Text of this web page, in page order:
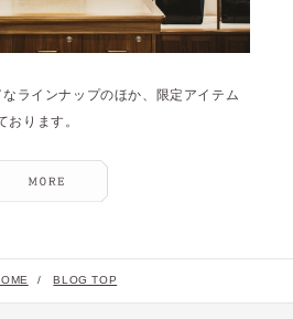
2023年5月 [4]
2023年4月 [6]
2023年2月 [4]
2022年12月 [2]
2022年11月 [2]
ラインナップのほか、限定アイテム
おります。
/ BLOG TOP